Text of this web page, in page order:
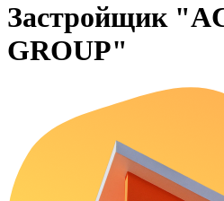
Застройщик
GROUP"